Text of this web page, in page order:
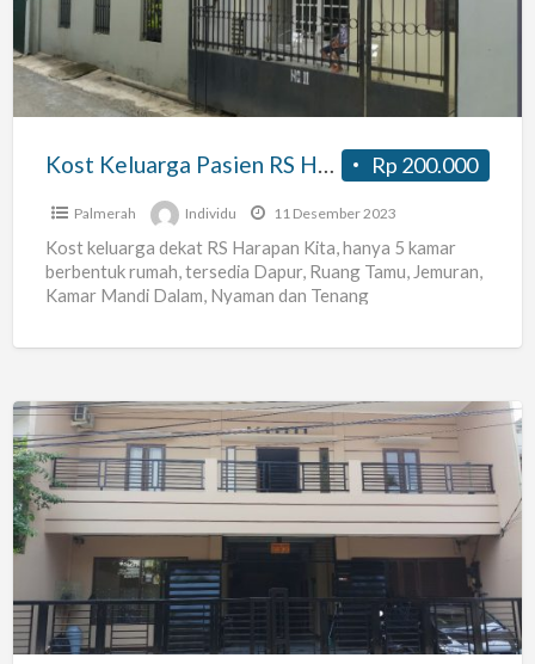
RS
Harapan
Kita
Rp 200.000
Kost Keluarga Pasien RS Harapan Kita
Palmerah Individu 11 Desember 2023
Kost keluarga dekat RS Harapan Kita, hanya 5 kamar
berbentuk rumah, tersedia Dapur, Ruang Tamu, Jemuran,
Kamar Mandi Dalam, Nyaman dan Tenang
Kost
Pavilliun
Catelia